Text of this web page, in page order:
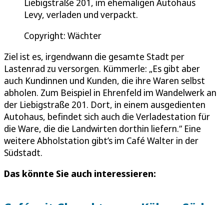
Levy, verladen und verpackt.
Copyright: Wächter
Ziel ist es, irgendwann die gesamte Stadt per
Lastenrad zu versorgen. Kümmerle: „Es gibt aber
auch Kundinnen und Kunden, die ihre Waren selbst
abholen. Zum Beispiel in Ehrenfeld im Wandelwerk an
der Liebigstraße 201. Dort, in einem ausgedienten
Autohaus, befindet sich auch die Verladestation für
die Ware, die die Landwirten dorthin liefern.“ Eine
weitere Abholstation gibt’s im Café Walter in der
Südstadt.
Das könnte Sie auch interessieren: